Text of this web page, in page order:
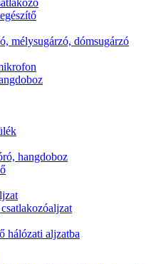
mélysugárzó, dómsugárzó
hangdoboz
hálózati aljzatba